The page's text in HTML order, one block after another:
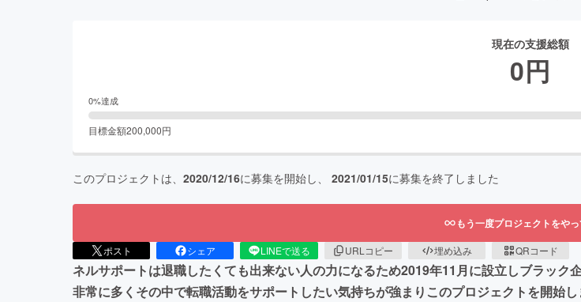
現在の支援総額
0円
0%達成
目標金額200,000円
このプロジェクトは、 2020/12/16に募集を開始し、 2021/01/15に募集を終了しました
もう一度プロジェクトをや
ポスト シェア LINEで送る URLコピー 埋め込み QRコード
ネルサポートは退職したくても出来ない人の力になるため2019年11月に設立しブラッ
非常に多くその中で転職活動をサポートしたい気持ちが強まりこのプロジェクトを開始し